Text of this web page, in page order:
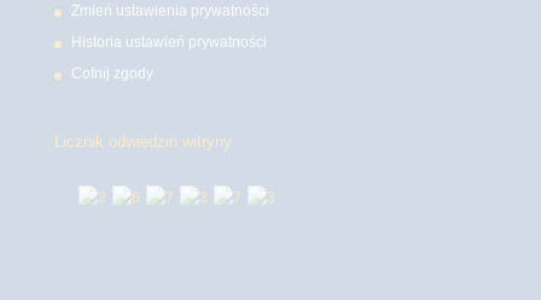
Zmień ustawienia prywatności
Historia ustawień prywatności
Cofnij zgody
Licznik odwiedzin witryny